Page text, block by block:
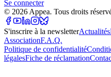
Se connecter
© 2026 Appea. Tous droits
S'inscrire à la newsletterActualités
AssociationF.A.Q.
Politique de confidentialité
légalesFiche de réclamation